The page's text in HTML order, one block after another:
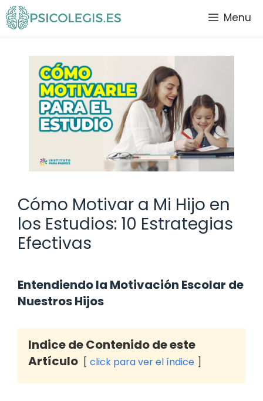
Saltar
al
Menu
Cómo Motivar a Mi Hijo en
los Estudios: 10 Estrategias
Efectivas
Entendiendo la Motivación Escolar de
Nuestros Hijos
Indice de Contenido de este
Artículo
click para ver el índice